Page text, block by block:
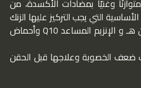
وغنيًا بمضادات الأكسدة، من
التي يجب التركيز عليها الزنك
وفيتامين ج وفيتامين هـ و الإنزيم المساعد Q10 وأحماض
الخصوبة وعلاجها قبل الحقن